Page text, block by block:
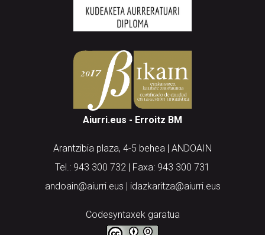
Aiurri.eus - Erroitz BM
Arantzibia plaza, 4-5 behea | ANDOAIN
Tel.: 943 300 732 | Faxa: 943 300 731
andoain@aiurri.eus | idazkaritza@aiurri.eus
Codesyntaxek garatua